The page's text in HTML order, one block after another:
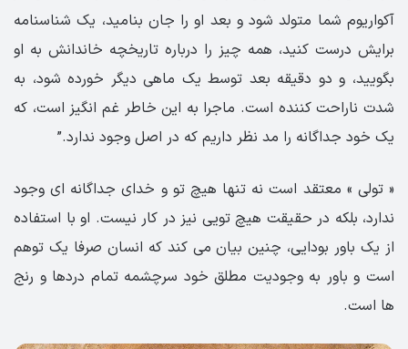
آکواریوم شما متولد شود و بعد او را جان بنامید، یک شناسنامه
برایش درست کنید، همه چیز را درباره تاریخچه خاندانش به او
بگویید، و دو دقیقه بعد توسط یک ماهی دیگر خورده شود، به
شدت ناراحت کننده است. ماجرا به این خاطر غم انگیز است، که
یک خود جداگانه را مد نظر داریم که در اصل وجود ندارد.”
« تولی » معتقد است نه تنها هیچ تو و خدای جداگانه ای وجود
ندارد، بلکه در حقیقت هیچ تویی نیز در کار نیست. او با استفاده
از یک باور بودایی، چنین بیان می کند که انسان صرفا یک توهم
است و باور به وجودیت مطلق خود سرچشمه تمام دردها و رنج
ها است.